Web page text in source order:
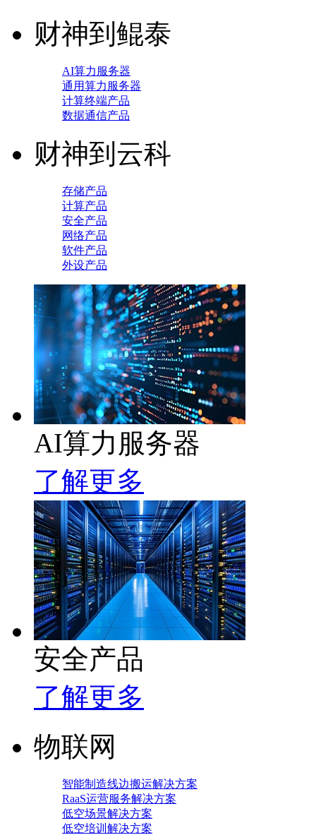
财神到鲲泰
AI算力服务器
通用算力服务器
计算终端产品
数据通信产品
财神到云科
存储产品
计算产品
安全产品
网络产品
软件产品
外设产品
AI算力服务器
了解更多
安全产品
了解更多
物联网
智能制造线边搬运解决方案
RaaS运营服务解决方案
低空场景解决方案
低空培训解决方案